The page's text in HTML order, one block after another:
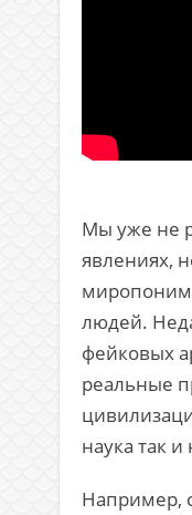
Мы уже не
явлениях,
людей.
фейковых
реальные
наука так и
Например,